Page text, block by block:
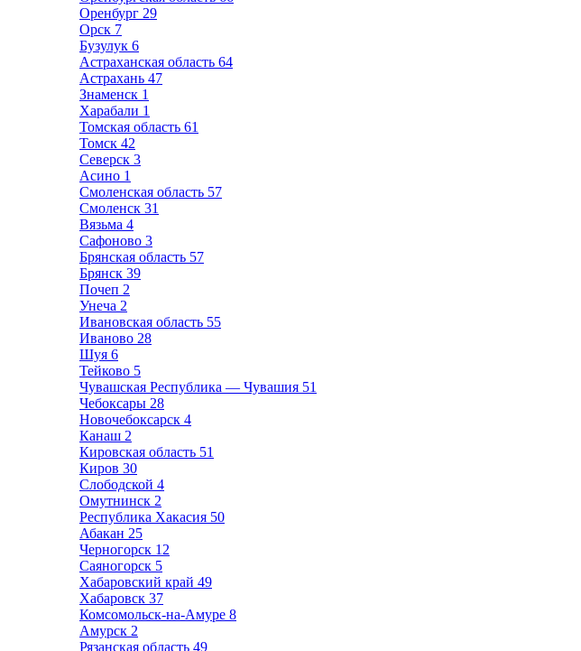
Оренбург 29
Орск 7
Бузулук 6
Астраханская область 64
Астрахань 47
Знаменск 1
Харабали 1
Томская область 61
Томск 42
Северск 3
Асино 1
Смоленская область 57
Смоленск 31
Вязьма 4
Сафоново 3
Брянская область 57
Брянск 39
Почеп 2
Унеча 2
Ивановская область 55
Иваново 28
Шуя 6
Тейково 5
Чувашская Республика — Чувашия 51
Чебоксары 28
Новочебоксарск 4
Канаш 2
Кировская область 51
Киров 30
Слободской 4
Омутнинск 2
Республика Хакасия 50
Абакан 25
Черногорск 12
Саяногорск 5
Хабаровский край 49
Хабаровск 37
Комсомольск-на-Амуре 8
Амурск 2
Рязанская область 49